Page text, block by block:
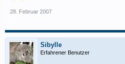
28. Februar 2007
Sibylle
Erfahrener Benutzer